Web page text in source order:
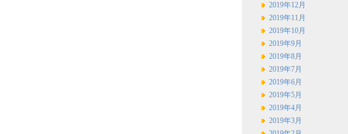
2019年12月
2019年11月
2019年10月
2019年9月
2019年8月
2019年7月
2019年6月
2019年5月
2019年4月
2019年3月